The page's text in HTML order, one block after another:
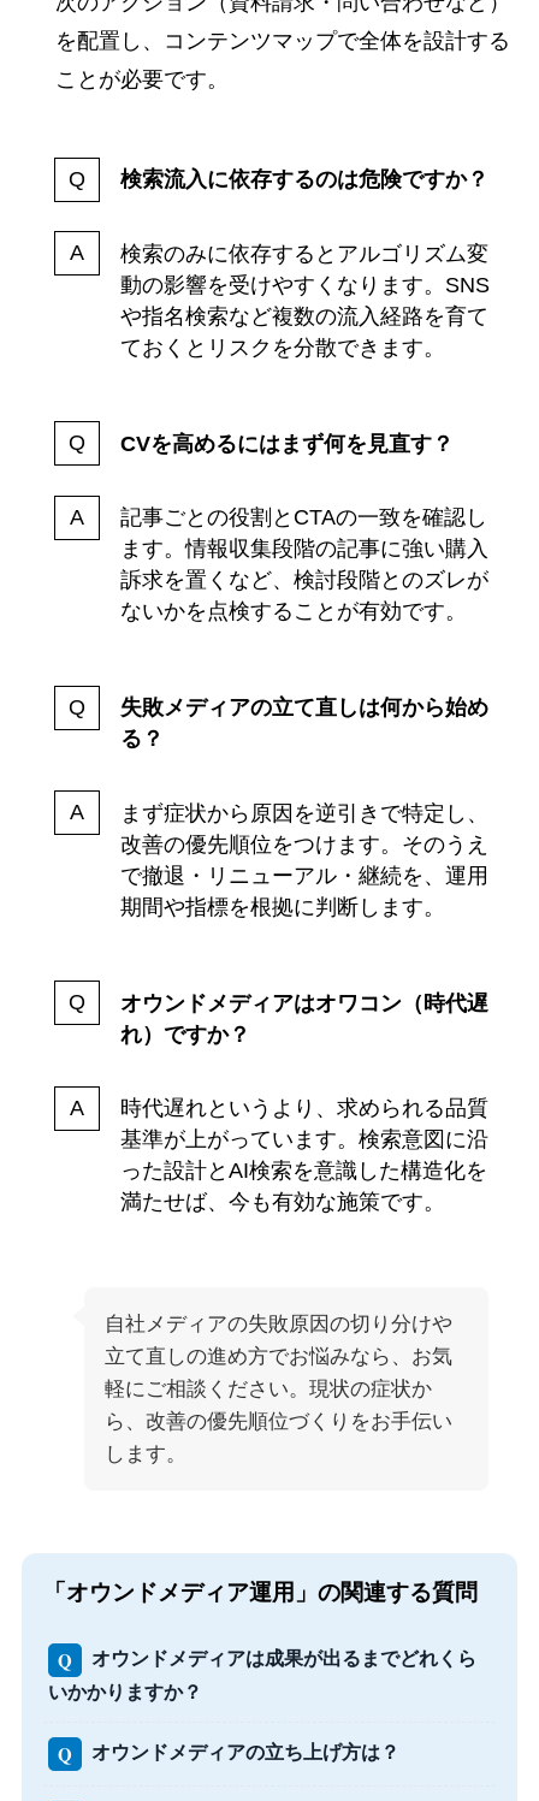
を配置し、コンテンツマップで全体を設計する
ことが必要です。
検索流入に依存するのは危険ですか？
検索のみに依存するとアルゴリズム変
動の影響を受けやすくなります。SNS
や指名検索など複数の流入経路を育て
ておくとリスクを分散できます。
CVを高めるにはまず何を見直す？
記事ごとの役割とCTAの一致を確認し
ます。情報収集段階の記事に強い購入
訴求を置くなど、検討段階とのズレが
ないかを点検することが有効です。
失敗メディアの立て直しは何から始め
る？
まず症状から原因を逆引きで特定し、
改善の優先順位をつけます。そのうえ
で撤退・リニューアル・継続を、運用
期間や指標を根拠に判断します。
オウンドメディアはオワコン（時代遅
れ）ですか？
時代遅れというより、求められる品質
基準が上がっています。検索意図に沿
った設計とAI検索を意識した構造化を
満たせば、今も有効な施策です。
自社メディアの失敗原因の切り分けや
立て直しの進め方でお悩みなら、お気
軽にご相談ください。現状の症状か
ら、改善の優先順位づくりをお手伝い
します。
「オウンドメディア運用」の関連する質問
Q
オウンドメディアは成果が出るまでどれくら
いかかりますか？
Q オウンドメディアの立ち上げ方は？